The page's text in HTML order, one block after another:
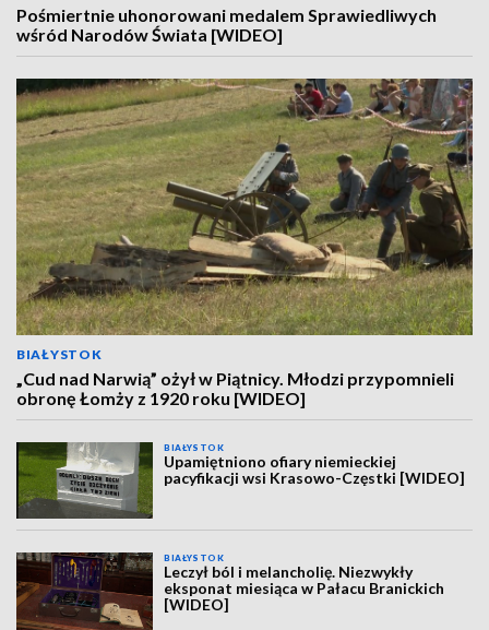
Pośmiertnie uhonorowani medalem Sprawiedliwych
wśród Narodów Świata [WIDEO]
BIAŁYSTOK
„Cud nad Narwią” ożył w Piątnicy. Młodzi przypomnieli
obronę Łomży z 1920 roku [WIDEO]
BIAŁYSTOK
Upamiętniono ofiary niemieckiej
pacyfikacji wsi Krasowo-Częstki [WIDEO]
BIAŁYSTOK
Leczył ból i melancholię. Niezwykły
eksponat miesiąca w Pałacu Branickich
[WIDEO]